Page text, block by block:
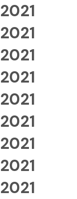
2021
2021
2021
2021
2021
2021
2021
2021
2021